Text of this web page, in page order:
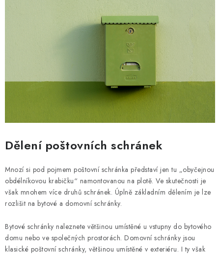
ŽEBŘÍKY SCHŮDKY A LEŠENÍ
PARKOVACÍ BLOKÁDY
AKCE A SLEVY
NOVINKY
HODNOCENÍ OBCHODU
NAPIŠTE NÁM
KONTAKTY
BLOG
Dělení poštovních schránek
Mnozí si pod pojmem poštovní schránka představí jen tu „obyčejnou
obdélníkovou krabičku“ namontovanou na plotě. Ve skutečnosti je
však mnohem více druhů schránek. Úplně základním dělením je lze
rozlišit na bytové a domovní schránky.
Bytové schránky naleznete většinou umístěné u vstupny do bytového
domu nebo ve společných prostorách. Domovní schránky jsou
klasické poštovní schránky, většinou umístěné v exteriéru. I ty však